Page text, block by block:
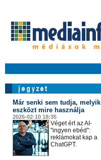
Már senki sem tudja, melyik
eszközt mire használja
2026-02-10 18:35
Véget ért az AI-
"ingyen ebéd":
reklámokat kap a
ChatGPT.